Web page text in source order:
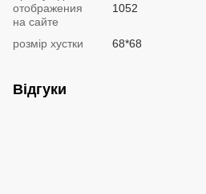
отображения
на сайте
1052
розмір хустки 68*68
Відгуки